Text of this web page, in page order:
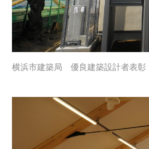
横浜市建築局 優良建築設計者表